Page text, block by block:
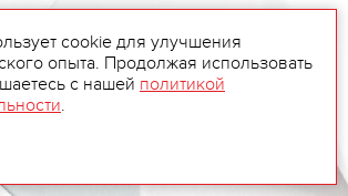
cookie для улучшения
опыта. Продолжая использовать
с нашей политикой
.